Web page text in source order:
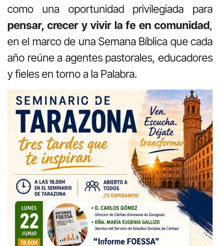
como una oportunidad privilegiada para
pensar, crecer y vivir la fe en comunidad,
en el marco de una Semana Bíblica que cada
año reúne a agentes pastorales, educadores
y fieles en torno a la Palabra.